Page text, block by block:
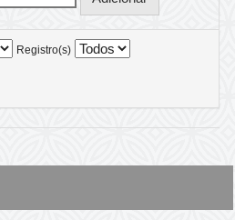
Registro(s)